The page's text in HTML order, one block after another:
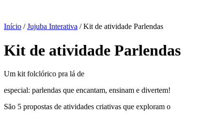
Início /Jujuba Interativa / Kit de atividade Parlendas
Kit de atividade Parlendas
Um kit folclórico pra lá de
especial: parlendas que encantam, ensinam e divertem!
São 5 propostas de atividades criativas que exploram o